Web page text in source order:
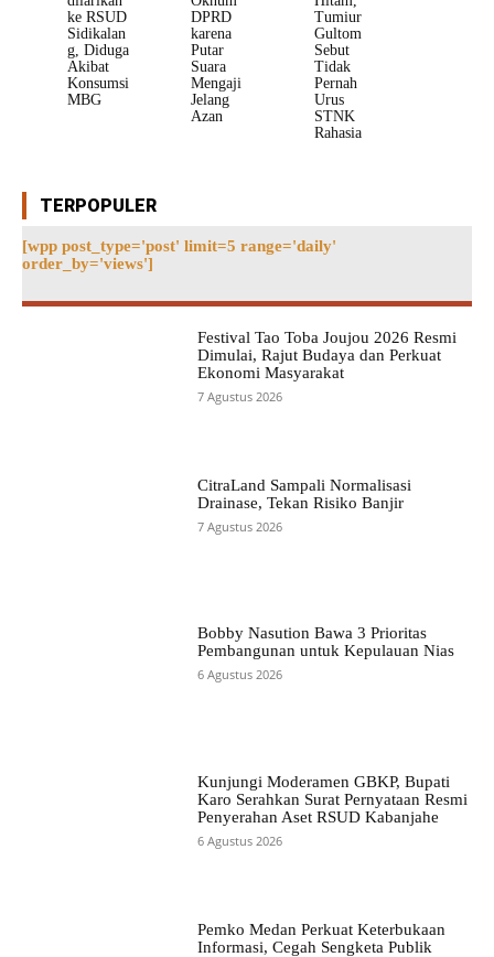
ke RSUD
Sidikalan
g, Diduga
Akibat
Konsumsi
MBG
DPRD
karena
Putar
Suara
Mengaji
Jelang
Azan
Tumiur
Gultom
Sebut
Tidak
Pernah
Urus
STNK
Rahasia
TERPOPULER
[wpp post_type='post' limit=5 range='daily'
order_by='views']
Festival Tao Toba Joujou 2026 Resmi
Dimulai, Rajut Budaya dan Perkuat
Ekonomi Masyarakat
7 Agustus 2026
CitraLand Sampali Normalisasi
Drainase, Tekan Risiko Banjir
7 Agustus 2026
Bobby Nasution Bawa 3 Prioritas
Pembangunan untuk Kepulauan Nias
6 Agustus 2026
Kunjungi Moderamen GBKP, Bupati
Karo Serahkan Surat Pernyataan Resmi
Penyerahan Aset RSUD Kabanjahe
6 Agustus 2026
Pemko Medan Perkuat Keterbukaan
Informasi, Cegah Sengketa Publik